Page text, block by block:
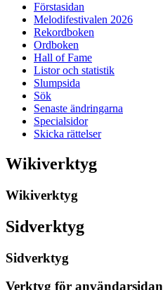
Förstasidan
Melodifestivalen 2026
Rekordboken
Ordboken
Hall of Fame
Listor och statistik
Slumpsida
Sök
Senaste ändringarna
Specialsidor
Skicka rättelser
Wikiverktyg
Wikiverktyg
Sidverktyg
Sidverktyg
Verktyg för användarsidan